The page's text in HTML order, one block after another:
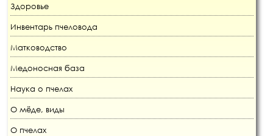
Здоровье
Инвентарь пчеловода
Матководство
Медоносная база
Наука о пчелах
О мёде, виды
О пчелах